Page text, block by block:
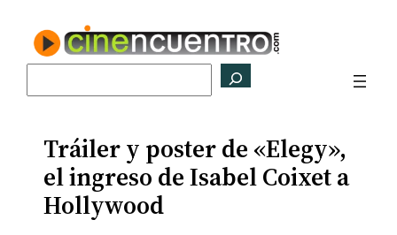
contenido
Tráiler y poster de «Elegy»,
el ingreso de Isabel Coixet a
Hollywood